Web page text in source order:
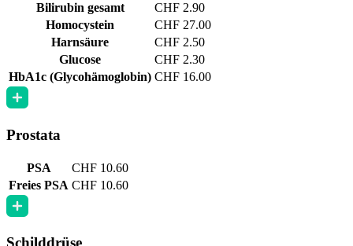
Bilirubin gesamt
CHF 2.90
Homocystein
CHF 27.00
Harnsäure
CHF 2.50
Glucose
CHF 2.30
HbA1c (Glycohämoglobin) CHF 16.00
Prostata
PSA
CHF 10.60
Freies PSA CHF 10.60
Schilddrüse